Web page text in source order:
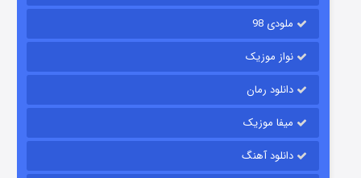
ملودی 98
نواز موزیک
دانلود رمان
میفا موزیک
دانلود آهنگ